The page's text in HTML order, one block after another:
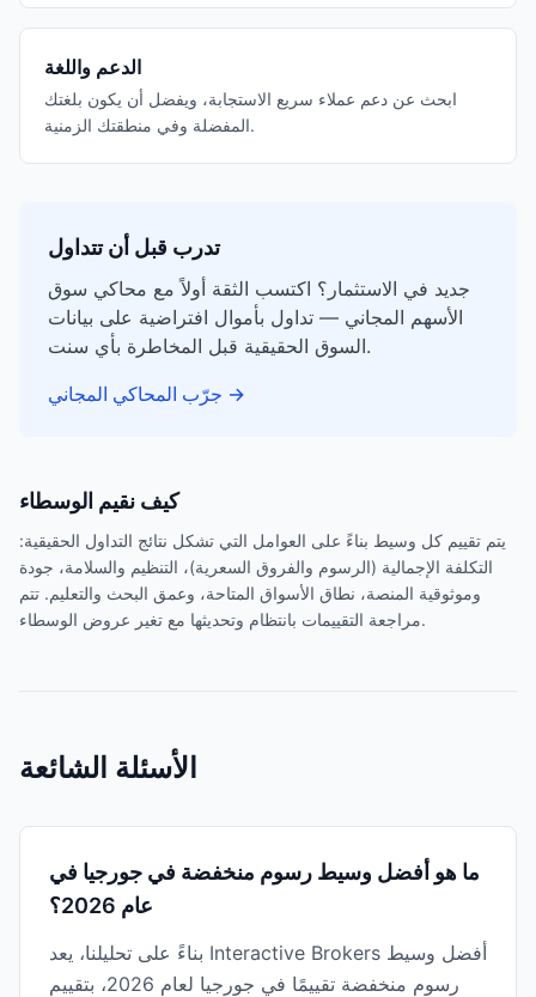
الدعم واللغة
ابحث عن دعم عملاء سريع الاستجابة، ويفضل أن يكون بلغتك
المفضلة وفي منطقتك الزمنية.
تدرب قبل أن تتداول
جديد في الاستثمار؟ اكتسب الثقة أولاً مع محاكي سوق
الأسهم المجاني — تداول بأموال افتراضية على بيانات
السوق الحقيقية قبل المخاطرة بأي سنت.
جرّب المحاكي المجاني →
كيف نقيم الوسطاء
يتم تقييم كل وسيط بناءً على العوامل التي تشكل نتائج التداول الحقيقية:
التكلفة الإجمالية (الرسوم والفروق السعرية)، التنظيم والسلامة، جودة
وموثوقية المنصة، نطاق الأسواق المتاحة، وعمق البحث والتعليم. تتم
مراجعة التقييمات بانتظام وتحديثها مع تغير عروض الوسطاء.
الأسئلة الشائعة
ما هو أفضل وسيط رسوم منخفضة في جورجيا في
عام 2026؟
بناءً على تحليلنا، يعد Interactive Brokers أفضل وسيط
رسوم منخفضة تقييمًا في جورجيا لعام 2026، بتقييم